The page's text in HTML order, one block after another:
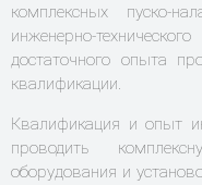
комплексных пуско-
инженерно-
достаточного опыта
квалификации.
Квалификация и опыт
проводить
оборудования и